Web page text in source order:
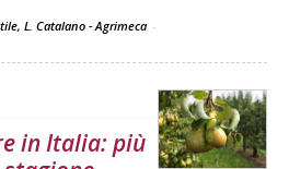
L. Catalano - Agrimeca -
in Italia: più